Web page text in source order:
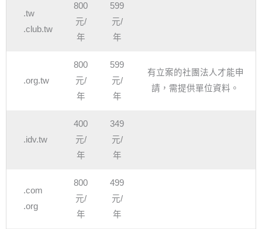
.tw
.club.tw
800
元/
年
599
元/
年
.org.tw
800
元/
年
599
元/
年
有立案的社團法人才能申
請，需提供單位資料。
.idv.tw
400
元/
年
349
元/
年
.com
.org
800
元/
年
499
元/
年